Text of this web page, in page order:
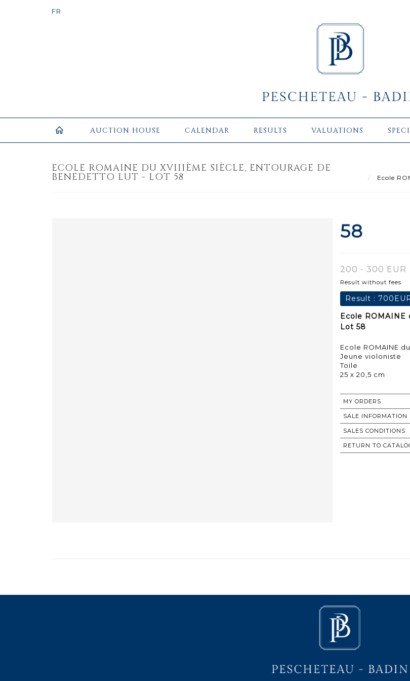
AUCTION HOUSE CALENDAR RESULTS VALUATIONS
ECOLE ROMAINE DU XVIIIÈME SIÈCLE, ENTOURAGE DE
BENEDETTO LUT - LOT 58
Ecole
58
200 - 300 EUR
Result without fees
Result :
Ecole
Lot 58
Ecole ROMAINE
Jeune violoniste
Toile
25 x 20,5 cm
MY ORDERS
SALE INFORMATION
SALES CONDITIONS
RETURN TO